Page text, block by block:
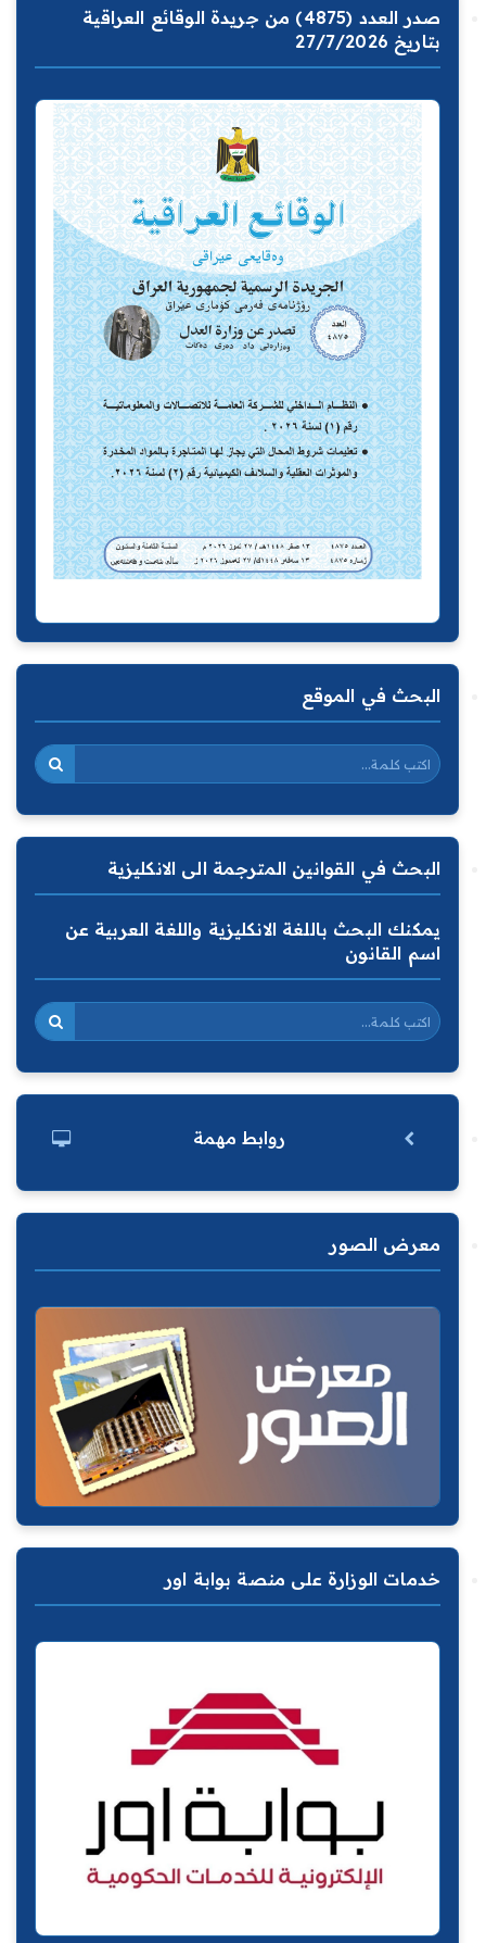
صدر العدد (4875) من جريدة الوقائع العراقية
بتاريخ 27/7/2026
البحث في الموقع
البحث في القوانين المترجمة الى الانكليزية
يمكنك البحث باللغة الانكليزية واللغة العربية عن
اسم القانون
روابط مهمة
معرض الصور
خدمات الوزارة على منصة بوابة اور